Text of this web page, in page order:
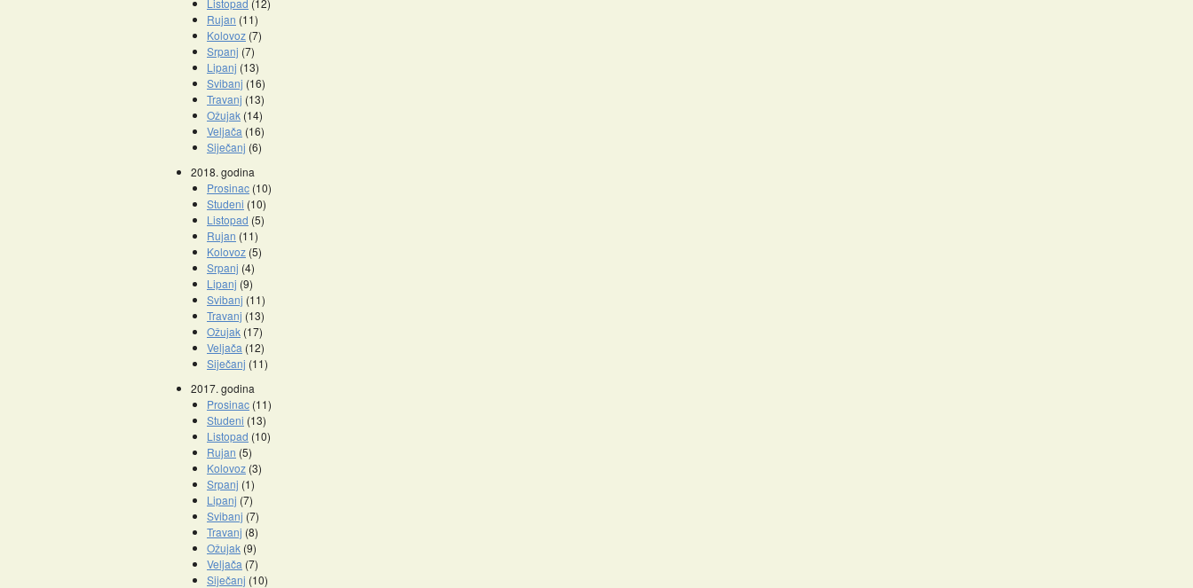
Listopad (12)
Rujan (11)
Kolovoz (7)
Srpanj (7)
Lipanj (13)
Svibanj (16)
Travanj (13)
Ožujak (14)
Veljača (16)
Siječanj (6)
2018. godina
Prosinac (10)
Studeni (10)
Listopad (5)
Rujan (11)
Kolovoz (5)
Srpanj (4)
Lipanj (9)
Svibanj (11)
Travanj (13)
Ožujak (17)
Veljača (12)
Siječanj (11)
2017. godina
Prosinac (11)
Studeni (13)
Listopad (10)
Rujan (5)
Kolovoz (3)
Srpanj (1)
Lipanj (7)
Svibanj (7)
Travanj (8)
Ožujak (9)
Veljača (7)
Siječanj (10)